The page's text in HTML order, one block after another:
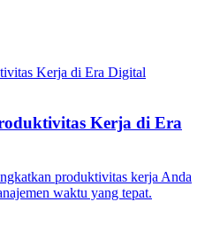
Kerja di Era
produktivitas kerja Anda
waktu yang tepat.